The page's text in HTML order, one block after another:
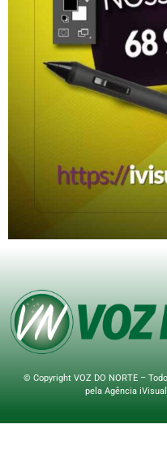
© Copyright VOZ DO NORTE –
pela Agência